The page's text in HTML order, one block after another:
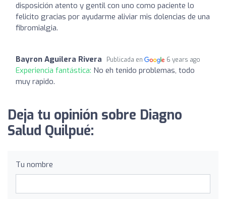
disposición atento y gentil con uno como paciente lo
felicito gracias por ayudarme aliviar mis dolencias de una
fibromialgia.
Bayron Aguilera Rivera Publicada en 6 years ago
Experiencia fantástica: No eh tenido problemas, todo
muy rapido.
Deja tu opinión sobre Diagno
Salud Quilpué:
Tu nombre